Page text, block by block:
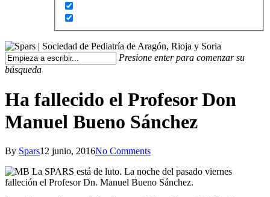
Presione enter para comenzar su
búsqueda
Ha fallecido el Profesor Don
Manuel Bueno Sánchez
By Spars12 junio, 2016No Comments
La SPARS está de luto. La noche del pasado viernes
falleción el Profesor Dn. Manuel Bueno Sánchez.